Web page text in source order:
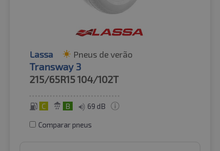
Lassa Pneus de verão
Transway 3
215/65R15104/102T
C B 69 dB
Comparar pneus